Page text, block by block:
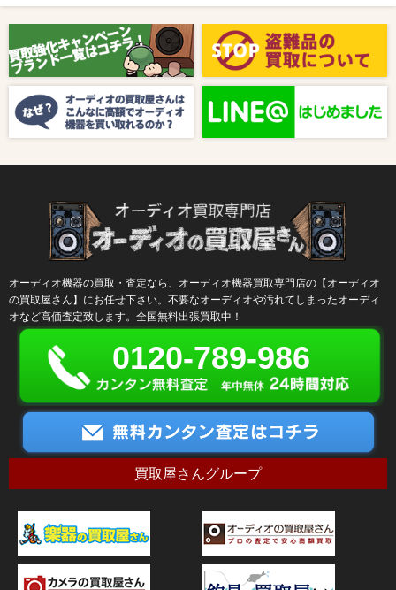
【8月キャンペーン】ご紹介
2024/10/04 新着情報
【ラジオ番組放送のお知らせ】
オーディオ機器の買取・査定なら、オーディオ機器買取専門店の【オーディオ
の買取屋さん】にお任せ下さい。不要なオーディオや汚れてしまったオーディ
オなど高価査定致します。全国無料出張買取中！
0120-789-986
買取屋さんグループ